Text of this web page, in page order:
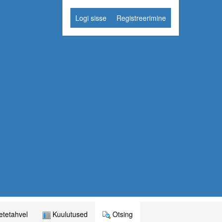
Logi sisse Registreerimine
Kuulutused Otsing